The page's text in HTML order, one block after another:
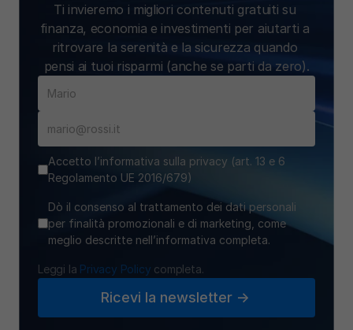
Ti invieremo i migliori contenuti gratuiti su
finanza, economia e investimenti per aiutarti a
ritrovare la serenità e la sicurezza quando
pensi ai tuoi risparmi (anche se parti da zero).
Accetto l’informativa sulla privacy (art. 13 e 6
Regolamento UE 2016/679)
Dò il consenso al trattamento dei dati personali
per finalità promozionali e di marketing, come
meglio descritte nell’informativa completa.
Leggi la Privacy Policy completa.
Ricevi la newsletter ->